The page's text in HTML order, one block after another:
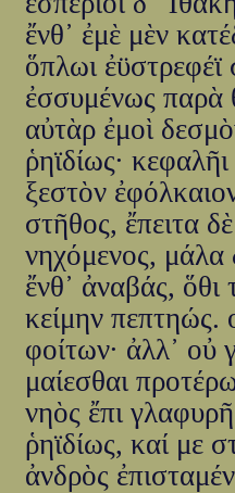
ἔνθ᾽ ἐμὲ μὲν
ὅπλωι ἐϋστρεφέϊ
ἐσσυμένως παρὰ
αὐτὰρ ἐμοὶ
ῥηϊδίως·
ξεστὸν
στῆθος, ἔπειτα
νηχόμενος, μάλα
ἔνθ᾽ ἀναβάς, ὅθι
κείμην πεπτηώς.
φοίτων· ἀλλ᾽ οὐ
μαίεσθαι
νηὸς ἔπι
ῥηϊδίως, καί με
ἀνδρὸς